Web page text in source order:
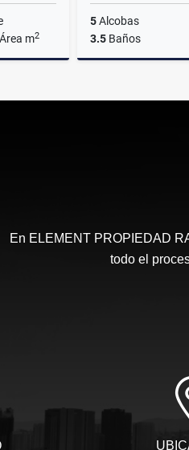
Área m2
5Alcobas
3.5 Baños
En ELEMENT PROPIEDAD
todo el